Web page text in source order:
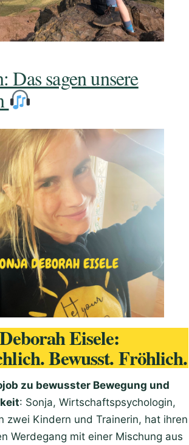
Das sagen unsere
Eisele:
Bewusst. Fröhlich.
zu bewusster Bewegung und
: Sonja, Wirtschaftspsychologin,
zwei Kindern und Trainerin, hat ihren
Werdegang mit einer Mischung aus